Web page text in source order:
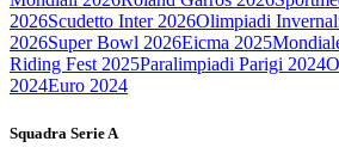
2026Scudetto Inter 2026Olimpiadi
2026Super Bowl 2026Eicma 2025
Riding Fest 2025Paralimpiadi Parigi 2024
2024Euro 2024
Squadra Serie A